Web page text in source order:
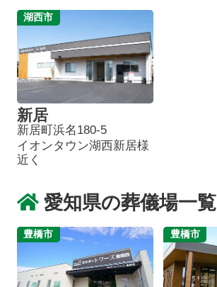
湖西市
新居
新居町浜名180-5
イオンタウン湖西新居様
近く
愛知県の葬儀場一覧
豊橋市 豊橋市